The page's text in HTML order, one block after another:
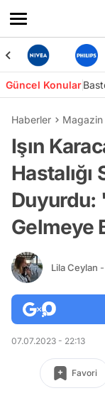
Güncel Konular
Haberler Magazin
Işın
Duyurdu:
Gelmeye
Lila Ceylan
07.07.2023 - 22:13
Favori